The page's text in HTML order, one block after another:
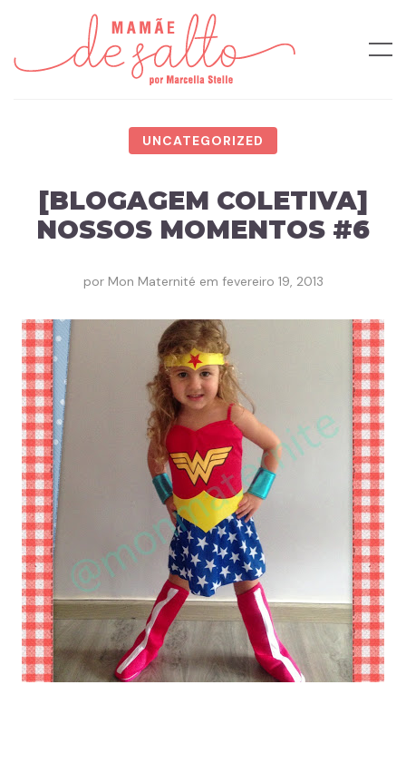
UNCATEGORIZED
[BLOGAGEM COLETIVA]
NOSSOS MOMENTOS #6
por Mon Maternité em fevereiro 19, 2013